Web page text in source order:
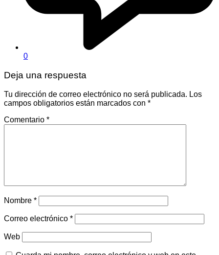
0
Deja una respuesta
Tu dirección de correo electrónico no será publicada. Los
campos obligatorios están marcados con *
Comentario *
Nombre *
Correo electrónico *
Web